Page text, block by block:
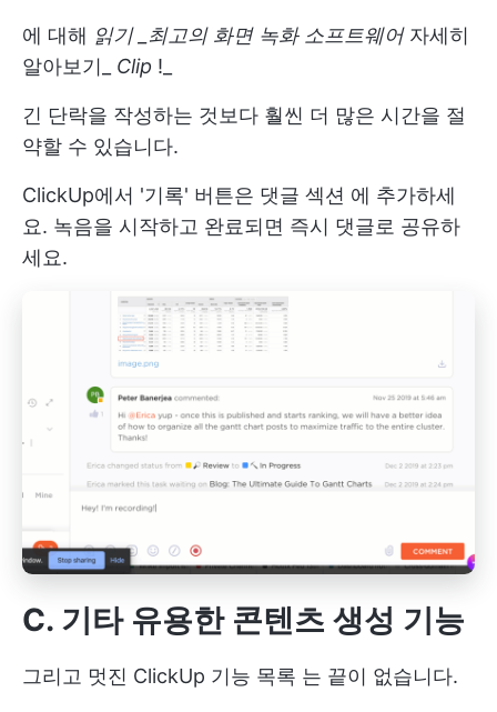
에 대해 읽기 _최고의 화면 녹화 소프트웨어 자세히
알아보기_
Clip !_
긴 단락을 작성하는 것보다 훨씬 더 많은 시간을 절
약할 수 있습니다.
ClickUp에서 '기록' 버튼은 댓글 섹션 에 추가하세
요. 녹음을 시작하고 완료되면 즉시 댓글로 공유하
세요.
C. 기타 유용한 콘텐츠 생성 기능
그리고 멋진 ClickUp 기능 목록 는 끝이 없습니다.